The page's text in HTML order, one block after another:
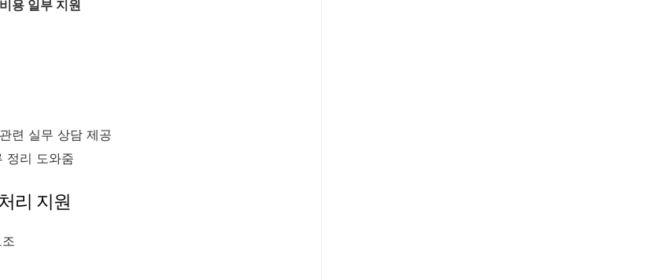
용 일부 지원
련 실무 상담 제공
정리 도와줌
리 지원